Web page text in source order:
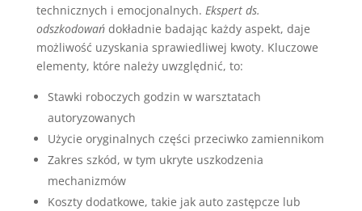
technicznych i emocjonalnych. Ekspert ds.
odszkodowańdokładnie badając każdy aspekt, daje
możliwość uzyskania sprawiedliwej kwoty. Kluczowe
elementy, które należy uwzględnić, to:
Stawki roboczych godzin w warsztatach
autoryzowanych
Użycie oryginalnych części przeciwko zamiennikom
Zakres szkód, w tym ukryte uszkodzenia
mechanizmów
Koszty dodatkowe, takie jak auto zastępcze lub